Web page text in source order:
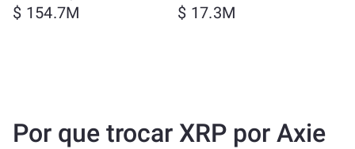
$ 154.7M $ 17.3M
Por que trocar XRP por Axie